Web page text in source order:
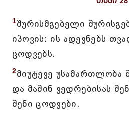
1შურისმგებელი
იპოვის: ის ადევნებს
ცოდვებს.
2მიუტევე უსამართლობა
და მაშინ ვედრებისას
შენი ცოდვები.